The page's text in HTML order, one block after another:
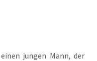
jun­gen Mann, der